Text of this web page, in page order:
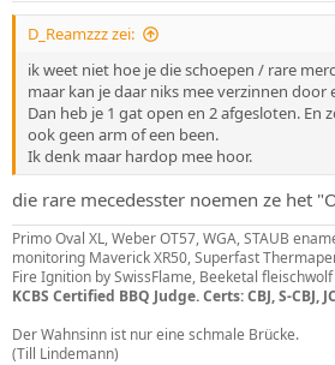
D_Reamzzz zei:
ik weet niet hoe je die schoepen / rare
maar kan je daar niks mee verzinnen door
Dan heb je 1 gat open en 2 afgesloten. En
ook geen arm of een been.
Ik denk maar hardop mee hoor.
die rare mecedesster noemen ze het
Primo Oval XL, Weber OT57, WGA, STAUB
monitoring Maverick XR50, Superfast
Fire Ignition by SwissFlame, Beeketal
KCBS Certified BBQ Judge. Certs: CBJ, S-CBJ,
Der Wahnsinn ist nur eine schmale Brücke.
(Till Lindemann)